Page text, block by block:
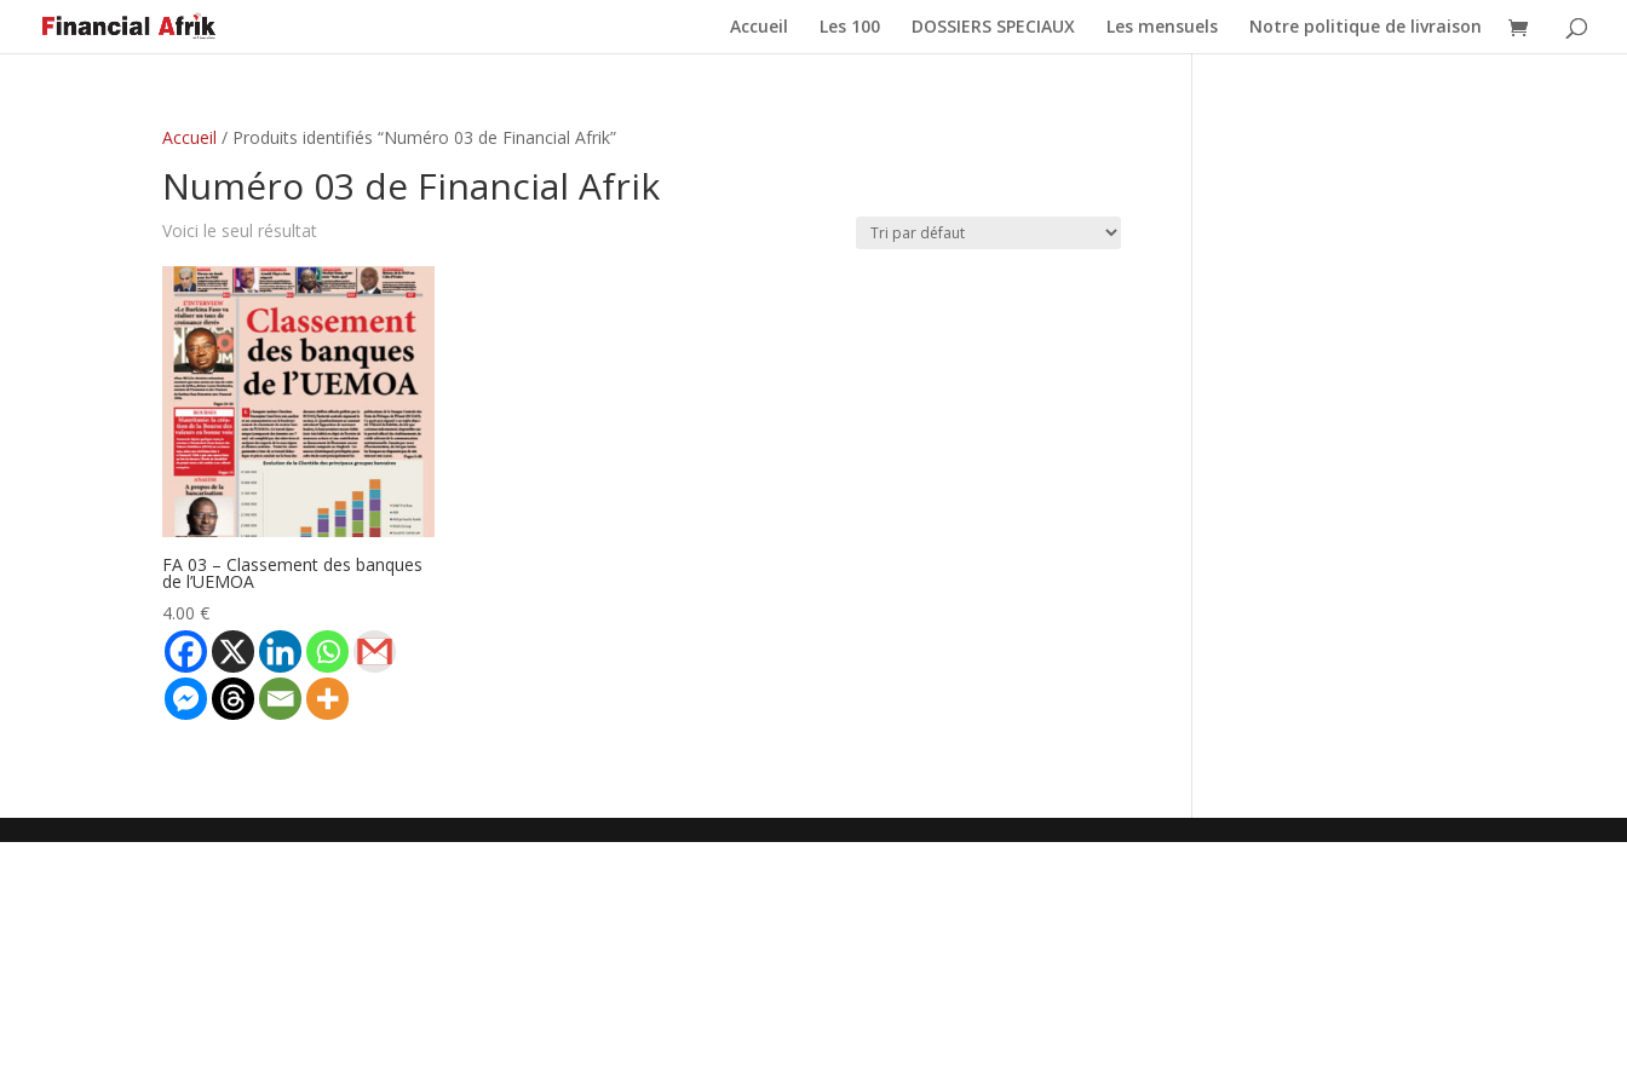
Accueil Les 100 DOSSIERS SPECIAUX Les mensuels Notre politique de livraison
Accueil / Produits identifiés “Numéro 03 de Financial Afrik”
Numéro 03 de Financial Afrik
Voici le seul résultat
FA 03 – Classement des banques
de l’UEMOA
4.00€